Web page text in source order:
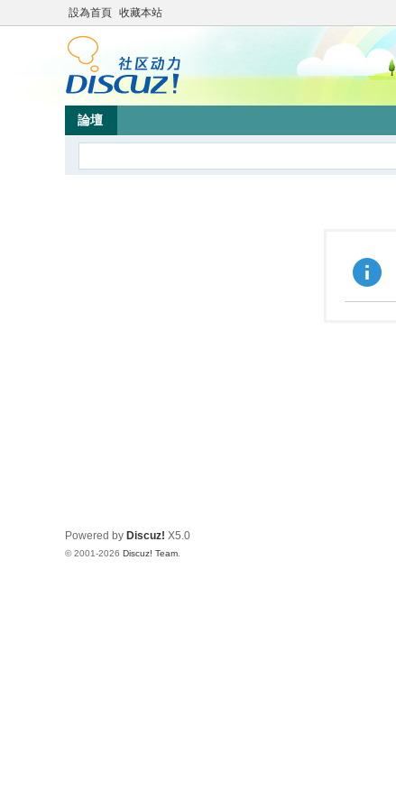
設為首頁 收藏本站
論壇
Powered by Discuz! X5.0
© 2001-2026 Discuz! Team